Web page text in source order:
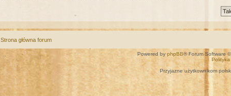
Strona główna forum
Powered by phpBB® Forum Software
Polityka
Przyjazne użytkownikom